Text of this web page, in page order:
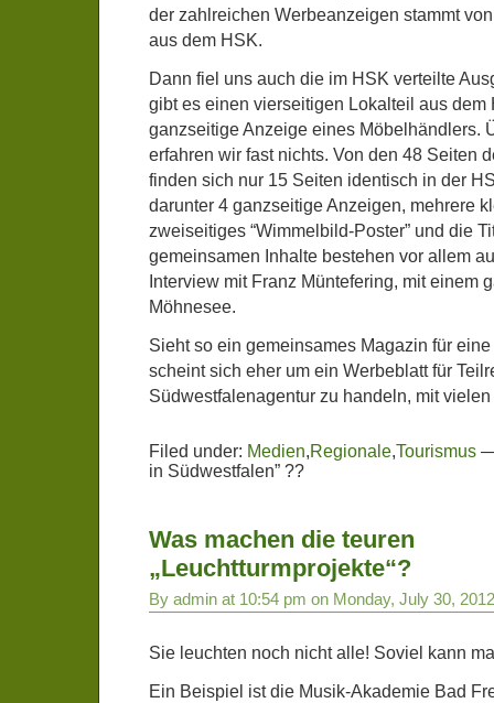
der zahlreichen Werbeanzeigen stammt
aus dem HSK.
Dann fiel uns auch die im HSK verteilte
gibt es einen vierseitigen Lokalteil aus dem
ganzseitige Anzeige eines Möbelhändlers.
erfahren wir fast nichts. Von den 48 Seiten
finden sich nur 15 Seiten identisch in der
darunter 4 ganzseitige Anzeigen, mehrere
zweiseitiges “Wimmelbild-Poster” und die
gemeinsamen Inhalte bestehen vor allem
Interview mit Franz Müntefering, mit einem
Möhnesee.
Sieht so ein gemeinsames Magazin für
scheint sich eher um ein Werbeblatt für
Südwestfalenagentur zu handeln, mit vielen
Filed under: Medien,Regionale,Tourismus
in Südwestfalen” ??
Was machen die teuren
„Leuchtturmprojekte“?
By admin at 10:54 pm on Monday, July 30, 2012
Sie leuchten noch nicht alle! Soviel kann
Ein Beispiel ist die Musik-Akademie Bad